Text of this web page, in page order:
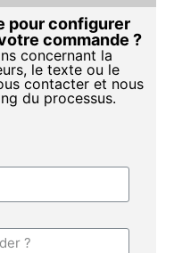
pour configurer
commande ?
concernant la
le texte ou le
contacter et nous
du processus.